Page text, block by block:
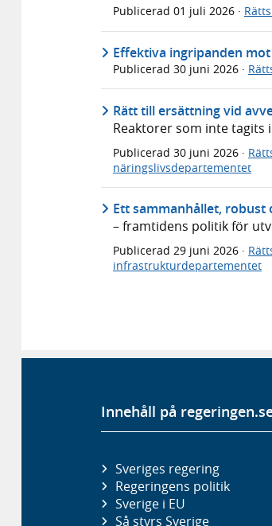
Publicerad 01 juli 2026 ·
Effektiva ingripanden
Publicerad 30 juni 2026 ·
Rätt till ersättning vid
Reaktorer som inte tagits
Publicerad 30 juni 2026 ·
näringslivsdepartementet
Ett sammanhållet, robust
– framtidens politik för
Publicerad 29 juni 2026 ·
infrastrukturdepartementet
Innehåll på
Sveriges regering
Regeringens politik
Sverige i EU
Så styrs Sverige